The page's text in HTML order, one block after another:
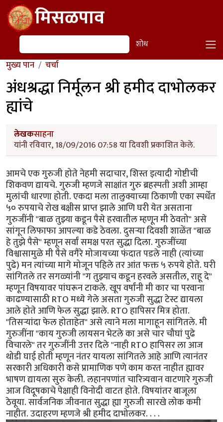
Skip to main contentमिसळपाव
शोध शोध
मुख्य पान चर्चा
अंधश्रद्धा निर्मूलन श्री हमीद दाभोलकर
ह्यांचे
लेखकसाहना
यांनी रविवार, 18/09/2016 07:58 या दिवशी प्रकाशित केले.
आमचे एक गुरुजी होते नेहमी सदाचार, शिस्त इत्यादी गोष्टीची
शिकवण द्यायचे. गुरुजी म्हणजे साक्षांत गुरु ब्रहस्पती अशी आम्हा
मुलांची धारणा होती. एकदा मला तालुक्याच्या ठिकाणी एका स्पर्धेंत
५० रुपयाचे रोख बक्षीस प्राप्त झाले आणि घरी येत असताना
गुरुजींनी "बाळ तुझ्या कडून पैसे हरवातील म्हणून मी ठेवतो" असे
सांगून लिफाफा आपल्या कडे ठेवला. दुसऱ्या दिवशी शाळेंत "बाळ
हे तुझे पैसे" म्हणून सर्वां समक्ष परत सुद्धा दिला. गुरुजींच्या
विश्वासामुळे मी पैसे वगैरे मोजायच्या फंदात पडले नाही (त्यांच्या
पुढे) मन त्यांच्या मागे मोजून पहिले तर आंत फक्त ५ रुपये होते. घरी
सांगितले तर सगळ्यांनी "ग तुझ्याच कडून हरवले असतील, राहू दे"
म्हणून विषयावर पांघरून टाकले. खूप वर्षांनी मी कार चा परवाना
काढण्यासाठी RTO मध्ये गेले असता गुरुजी सुद्धा टेस्ट द्यायला
आले होते आणि फेल सुद्धा झाले. RTO हापिसर मित्र होता.
"तिसऱ्यांदा फेल होताहेत" असे त्याने मला मागाहून सांगितले. मी
गुरुजींना "काय गुरुजी लायसन भेटले का असे चार चौघां पुढे
विचारले" तर गुरुजींनी उत्तर दिले "नाही RTO हापिसर ला आज
थोडी घाई होती म्हणून नंतर यायला सांगितले आहे आणि त्यानंतर
सरकारी अधिकारी कसे प्रामाणिक पणे काम करत नाहीत ह्यावर
भाषण द्यायला सुरु केली. लहानपणांत चारित्र्यवान वाटणारे गुरुजी
आज विदूषकाचे पेक्षाही विनोदी वाटत होते. विषयांतर बाजूला
ठेवूया. सार्वजनिक जीवनात सुद्धा ह्या गुरुजी सारखे लोक कमी
नाहीत. उदाहरण म्हणजे श्री हमीद दाभोलकर. . . .